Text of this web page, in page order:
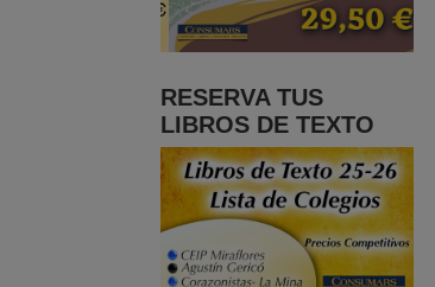
RESERVA TUS
LIBROS DE TEXTO